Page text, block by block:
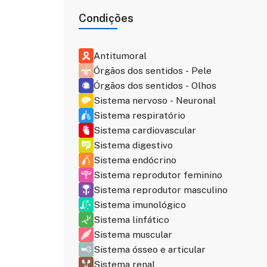
Condições
Antitumoral
Órgãos dos sentidos - Pele
Órgãos dos sentidos - Olhos
Sistema nervoso - Neuronal
Sistema respiratório
Sistema cardiovascular
Sistema digestivo
Sistema endócrino
Sistema reprodutor feminino
Sistema reprodutor masculino
Sistema imunológico
Sistema linfático
Sistema muscular
Sistema ósseo e articular
Sistema renal
de Graviola 100%
Blue A365 PLUS Forte –
antioxidant
Pontos